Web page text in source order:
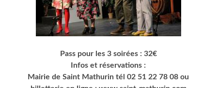
Pass pour les 3 soirées : 32€
Infos et réservations :
Mairie de Saint Mathurin tél 02 51 22 78 08 ou